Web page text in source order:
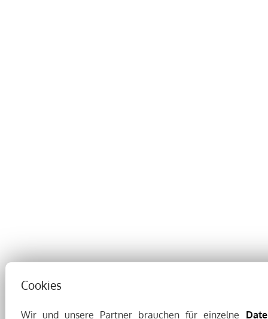
Cookies
Wir und unsere Partner brauchen für einzelne